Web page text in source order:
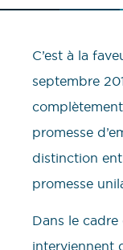
C’est à la
septembre
promesse
distinction
promesse
Dans le
interviennent